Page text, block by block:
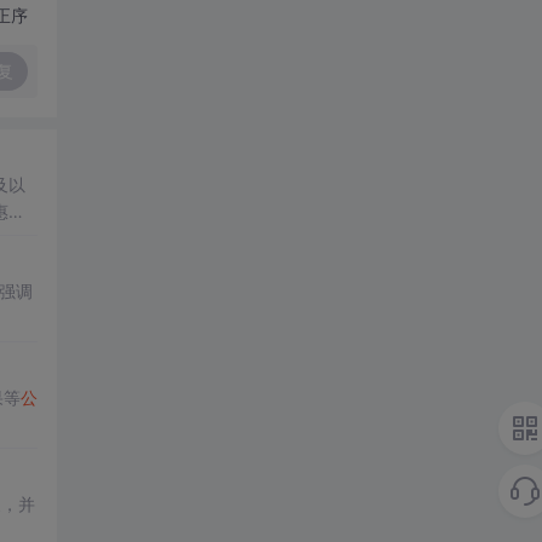
序
以
，
调
公
并